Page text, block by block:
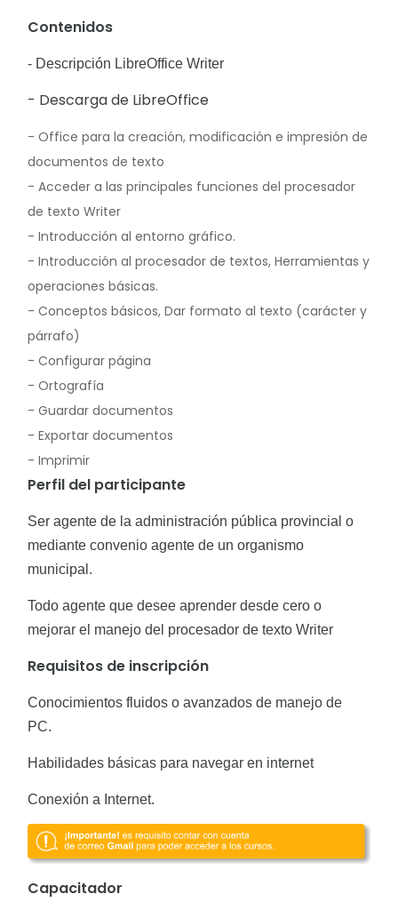
Contenidos
- Descripción LibreOffice Writer
- Descarga de LibreOffice
- Office para la creación, modificación e impresión de
documentos de texto
- Acceder a las principales funciones del procesador
de texto Writer
- Introducción al entorno gráfico.
- Introducción al procesador de textos, Herramientas y
operaciones básicas.
- Conceptos básicos, Dar formato al texto (carácter y
párrafo)
- Configurar página
- Ortografía
- Guardar documentos
- Exportar documentos
- Imprimir
Perfil del participante
Ser agente de la administración pública provincial o
mediante convenio agente de un organismo
municipal.
Todo agente que desee aprender desde cero o
mejorar el manejo del procesador de texto Writer
Requisitos de inscripción
Conocimientos fluidos o avanzados de manejo de
PC.
Habilidades básicas para navegar en internet
Conexión a Internet.
Capacitador